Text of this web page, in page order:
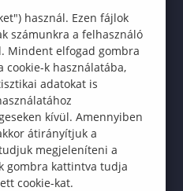
használ. Ezen fájlok
számunkra a felhasználó
Mindent elfogad gombra
cookie-k használatába,
adatokat is
kívül. Amennyiben
átirányítjuk a
megjeleníteni a
gombra kattintva tudja
cookie-kat.